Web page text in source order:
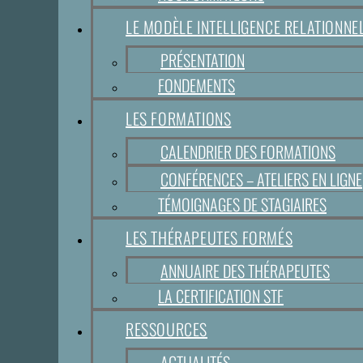
LE MODÈLE INTELLIGENCE
PRÉSENTATION
FONDEMENTS
LES FORMATIONS
CALENDRIER DES FORMATIONS
CONFÉRENCES – ATELIERS EN LIGNE
TÉMOIGNAGES DE STAGIAIRES
LES THÉRAPEUTES FORMÉS
ANNUAIRE DES THÉRAPEUTES
LA CERTIFICATION STF
RESSOURCES